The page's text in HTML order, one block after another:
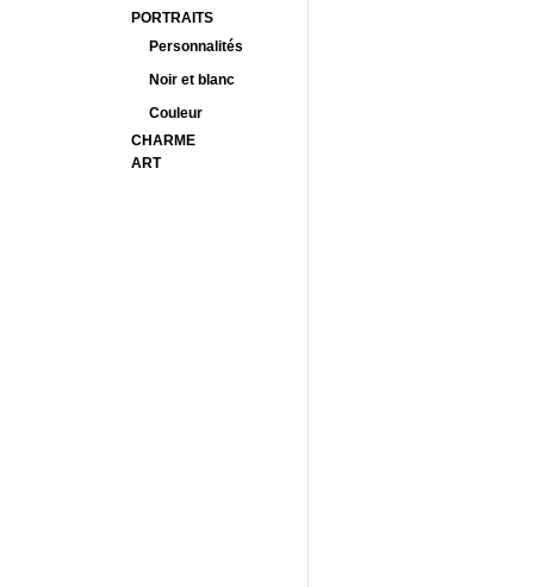
PORTRAITS
Personnalités
Noir et blanc
Couleur
CHARME
ART